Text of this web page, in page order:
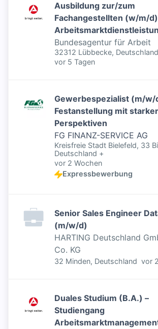
Ausbildung zur/zum
Fachangestellten (w/m/
Inklusiver Job
Bundesagentur für Arbeit
32312 Lübbecke, Deutschland
Veröffentlicht
vor 5 Tagen
Gewerbespezialist (m/w/
Festanstellung mit
Perspektiven
FG FINANZ-SERVICE AG
Kreisfreie Stadt Bielefeld, 33
Deutschland +
Veröffentlicht:
vor 2 Wochen
Expressbewerbung
Senior Sales Engineer
(m/w/d)
HARTING Deutschland
Co. KG
32 Minden, Deutschland vor
Duales Studium (B.A.) –
Studiengang